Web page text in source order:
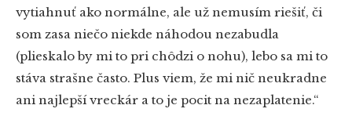
vytiahnuť ako normálne, ale už nemusím riešiť, či
som zasa niečo niekde náhodou nezabudla
(plieskalo by mi to pri chôdzi o nohu), lebo sa mi to
stáva strašne často. Plus viem, že mi nič neukradne
ani najlepší vreckár a to je pocit na nezaplatenie.“